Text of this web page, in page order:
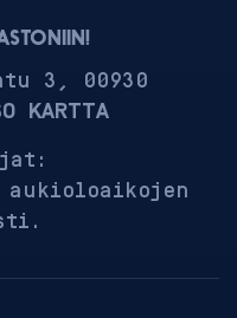
3, 00930
KARTTA
aukioloaikojen